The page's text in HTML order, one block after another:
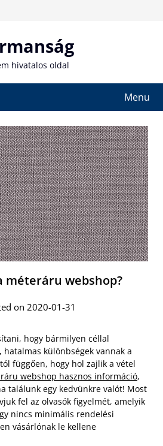
hivatalos oldal
Menu
méteráru webshop?
on 2020-01-31
hogy bármilyen céllal
hatalmas különbségek vannak a
függően, hogy hol zajlik a vétel
webshop hasznos információ,
találunk egy kedvünkre valót! Most
fel az olvasók figyelmét, amelyik
nincs minimális rendelési
vásárlónak le kellene